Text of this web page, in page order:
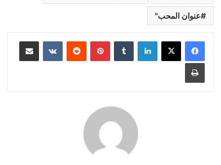
عنوان المحب"
لينكدإن بينتيريست مشاركة عبر البريد
طباعة